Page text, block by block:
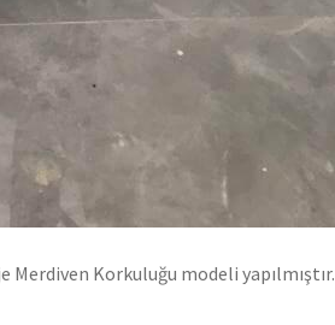
Korkuluğu modeli yapılmıştır.